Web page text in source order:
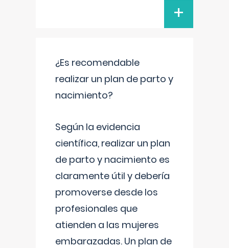
+
¿Es recomendable
realizar un plan de parto y
nacimiento?
Según la evidencia
científica, realizar un plan
de parto y nacimiento es
claramente útil y debería
promoverse desde los
profesionales que
atienden a las mujeres
embarazadas. Un plan de